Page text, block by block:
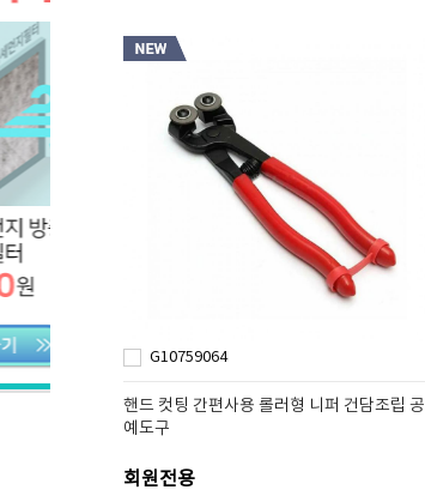
G10759064
핸드 컷팅 간편사용 롤러형 니퍼 건담조립 공
예도구
회원전용